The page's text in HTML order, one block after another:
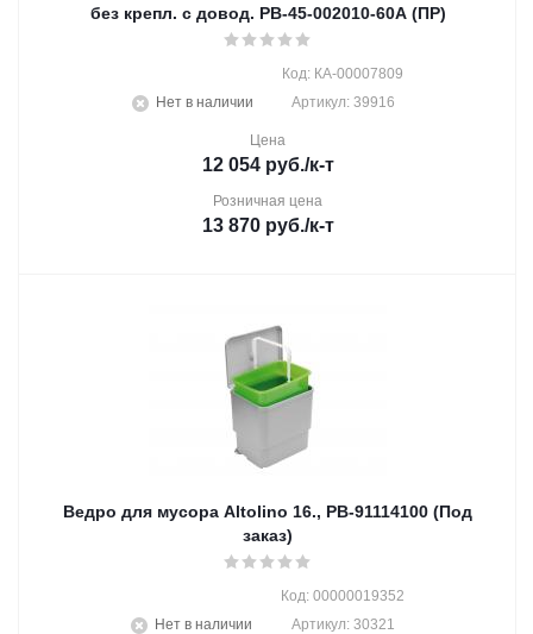
без крепл. с довод. PB-45-002010-60A (ПР)
Нет в наличии
Код: КА-00007809
Артикул: 39916
Цена
12 054руб./к-т
Розничная цена
13 870руб./к-т
Ведро для мусора Altolino 16., PB-91114100 (Под
заказ)
Нет в наличии
Код: 00000019352
Артикул: 30321